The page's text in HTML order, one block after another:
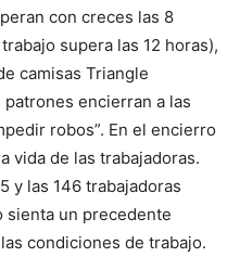
con creces las 8
supera las 12 horas),
camisas Triangle
patrones encierran a las
robos”. En el encierro
vida de las trabajadoras.
y las 146 trabajadoras
sienta un precedente
condiciones de trabajo.